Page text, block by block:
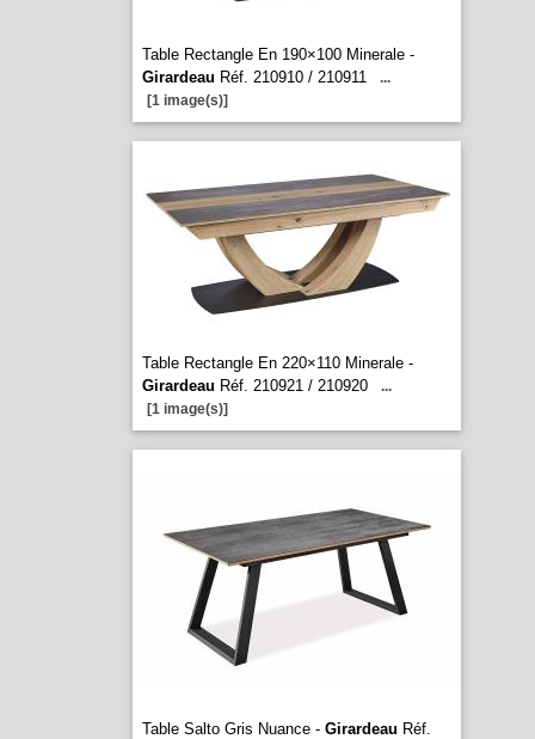
Table Rectangle En 190×100 Minerale -
Girardeau Réf. 210910 / 210911
...
[1 image(s)]
Table Rectangle En 220×110 Minerale -
Girardeau Réf. 210921 / 210920
...
[1 image(s)]
Table Salto Gris Nuance - Girardeau Réf.